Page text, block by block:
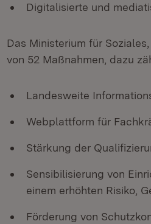
Digitalisierte und
Das Ministerium für
von 52 Maßnahmen, dazu
Landesweite
Webplattform für
Stärkung der
Sensibilisierung von
einem erhöhten Risiko,
Förderung von